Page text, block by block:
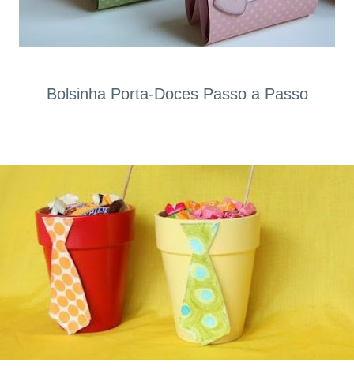
Bolsinha Porta-Doces Passo a Passo